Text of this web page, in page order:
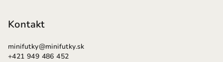
Kontakt
minifutky@minifutky.sk
+421 949 486 452